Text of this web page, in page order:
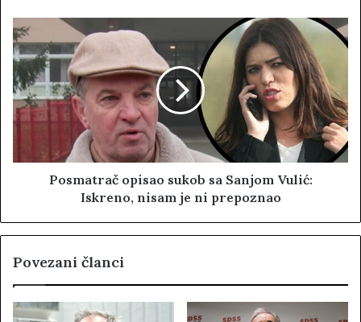
Posmatrač opisao sukob sa Sanjom Vulić:
Iskreno, nisam je ni prepoznao
Povezani članci